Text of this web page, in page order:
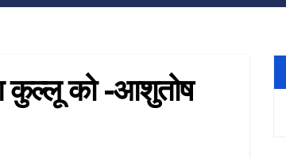
कुल्लू को -आशुतोष